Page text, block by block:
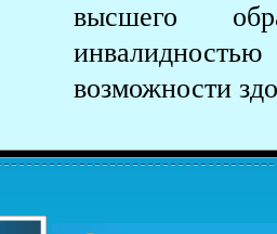
высшего
возможности